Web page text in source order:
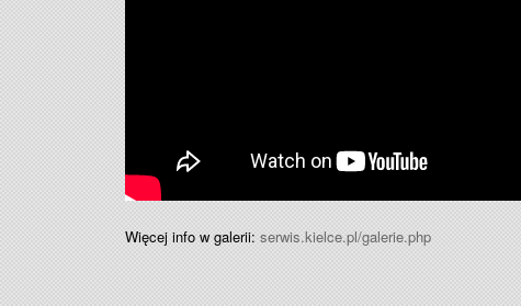
Więcej info w galerii:serwis.kielce.pl/galerie.php